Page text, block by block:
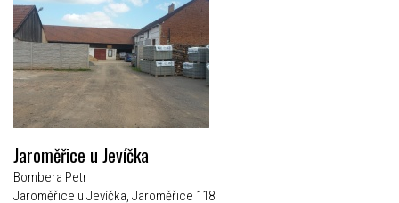
Jaroměřice u Jevíčka
Bombera Petr
Jaroměřice u Jevíčka, Jaroměřice 118